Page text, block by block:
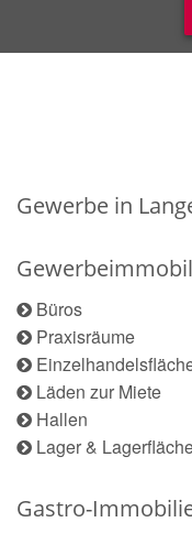
Gewerbe in
Büros
Praxisräume
Läden zur Miete
Hallen
Lager &
Gastro-